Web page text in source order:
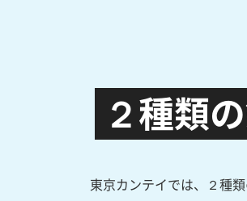
２種類
東京カンテイでは、２種